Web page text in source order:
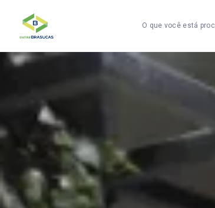
O que você está